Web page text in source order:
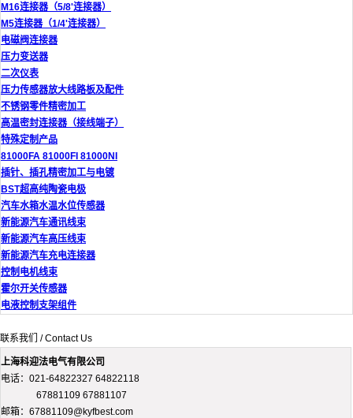
M16连接器（5/8'连接器）
M5连接器（1/4'连接器）
电磁阀连接器
压力变送器
二次仪表
压力传感器放大线路板及配件
不锈钢零件精密加工
高温密封连接器（接线端子）
特殊定制产品
81000FA 81000FI 81000NI
插针、插孔精密加工与电镀
BST超高纯陶瓷电极
汽车水箱水温水位传感器
新能源汽车通讯线束
新能源汽车高压线束
新能源汽车充电连接器
控制电机线束
霍尔开关传感器
电液控制支架组件
联系我们 / Contact Us
上海科迎法电气有限公司
电话：021-64822327 64822118
67881109 67881107
邮箱：67881109@kyfbest.com